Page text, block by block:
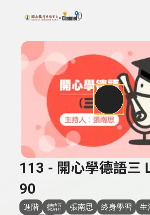
上方功能區塊
搜尋關鍵字：可輸入節目名稱、主持人
113 - 開心學德語三
90
進階 德語 張南思 終身學習
生